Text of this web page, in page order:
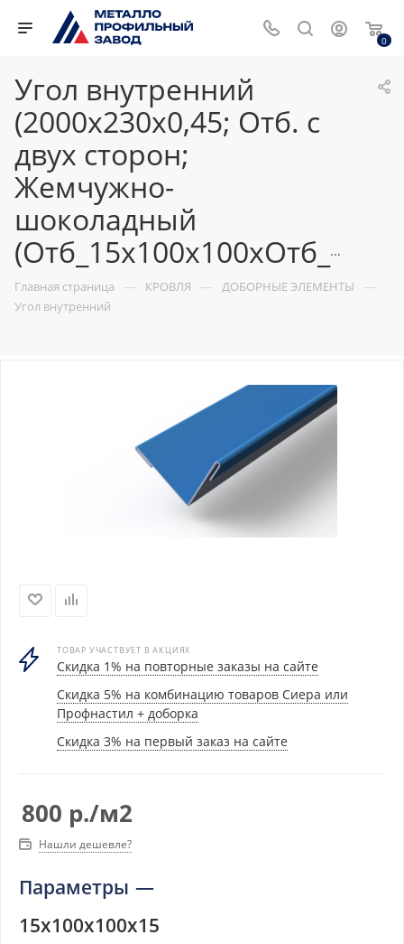
0
Угол внутренний
(2000х230х0,45; Отб. с
двух сторон;
Жемчужно-
шоколадный
(Отб_15х100х100хОтб_15))
Главная страница — КРОВЛЯ — ДОБОРНЫЕ ЭЛЕМЕНТЫ —
Угол внутренний
ТОВАР УЧАСТВУЕТ В АКЦИЯХ
Скидка 1% на повторные заказы на сайте
Скидка 5% на комбинацию товаров Сиера или
Профнастил + доборка
Скидка 3% на первый заказ на сайте
800 р./м2
Нашли дешевле?
Параметры —
15х100х100х15